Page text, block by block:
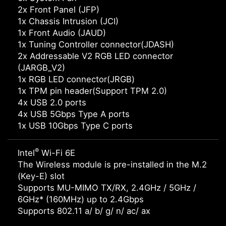
2x Front Panel (JFP)
1x Chassis Intrusion (JCI)
1x Front Audio (JAUD)
1x Tuning Controller connector(JDASH)
2x Addressable V2 RGB LED connector
(JARGB_V2)
1x RGB LED connector(JRGB)
1x TPM pin header(Support TPM 2.0)
4x USB 2.0 ports
4x USB 5Gbps Type A ports
1x USB 10Gbps Type C ports
Intel® Wi-Fi 6E
The Wireless module is pre-installed in the M.2
(Key-E) slot
Supports MU-MIMO TX/RX, 2.4GHz / 5GHz /
6GHz* (160MHz) up to 2.4Gbps
Supports 802.11 a/ b/ g/ n/ ac/ ax